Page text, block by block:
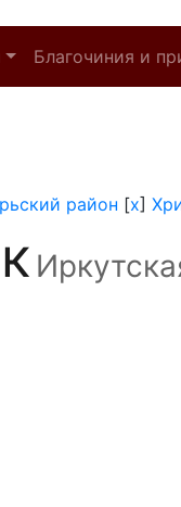
Благочиния и
район [x]